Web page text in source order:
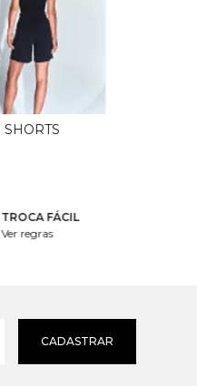
SHORTS
TROCA FÁCIL
Ver regras
CADASTRAR